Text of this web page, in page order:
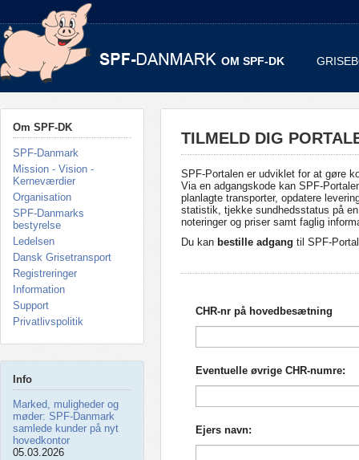
OM SPF-DK
Om SPF-DK
SPF-Danmark
Mission - Vision -
Kerneværdier
Organisation
SPF-Danmarks
bestyrelse
Ledelsen
Dansk Grisetransport
Registreringer
Information
Support
Privatlivspolitik
Info
Marked, muligheder og
møder: SPF‑Danmark
samlede kunder på nyt
hovedkontor
05.03.2026
TILMELD DIG
SPF-Portalen er udviklet for at gøre
Via en adgangskode kan SPF-
planlagte transporter, opdatere
statistik, tjekke sundhedsstatus på
noteringer og priser samt faglig
Du kan bestille adgang til SPF-
CHR-nr på hovedbesætning
Eventuelle øvrige CHR-numre:
Ejers navn: